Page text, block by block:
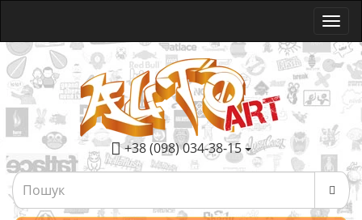
+38 (098) 034-38-15